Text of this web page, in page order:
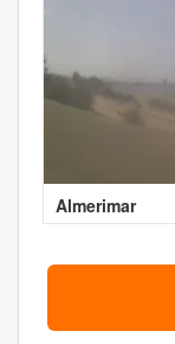
Almerimar